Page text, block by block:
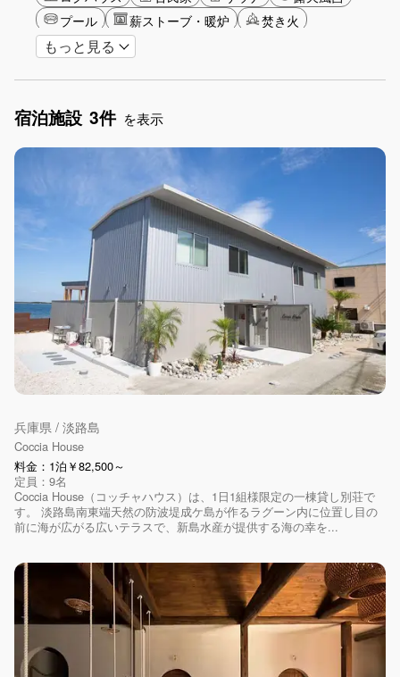
プール
薪ストーブ・暖炉
焚き火
カップル
長期滞在
女子旅
もっと見る
宿泊施設 3件 を表示
兵庫県 / 淡路島
Coccia House
料金：1泊￥82,500～
定員：9名
Coccia House（コッチャハウス）は、1日1組様限定の一棟貸し別荘で
す。 淡路島南東端天然の防波堤成ケ島が作るラグーン内に位置し目の
前に海が広がる広いテラスで、新島水産が提供する海の幸を...